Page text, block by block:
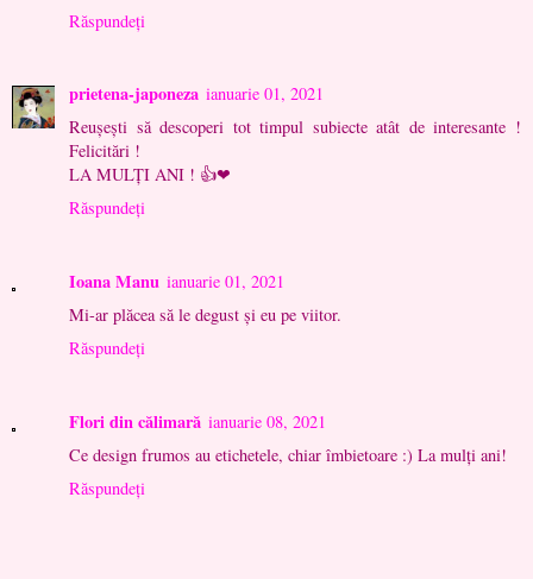
Răspundeți
prietena-japoneza ianuarie 01, 2021
Reușești să descoperi tot timpul subiecte atât de interesante !
Felicitări !
LA MULȚI ANI ! 👍❤
Răspundeți
Ioana Manu ianuarie 01, 2021
Mi-ar plăcea să le degust și eu pe viitor.
Răspundeți
Flori din călimară ianuarie 08, 2021
Ce design frumos au etichetele, chiar îmbietoare :) La mulți ani!
Răspundeți